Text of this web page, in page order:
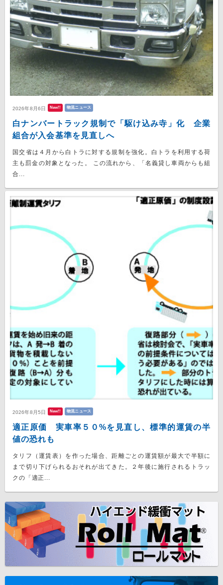
2026年8月6日 New!! 物流ニュース
白ナンバートラック規制で「駆け込み寺」化 企業
組合が入会基準を見直しへ
国交省は４月から白トラに対する規制を強化。白トラを利用する荷
主も罰金の対象となった。 この流れから、「名義貸し車両からも組
合...
2026年8月5日 New!! 物流ニュース
適正原価 実車率５０%を見直し、標準的運賃の半
値の恐れも
タリフ（運賃表）を作った場合、距離ごとの運賃額が最大で半額に
まで切り下げられるおそれが出てきた。２年後に施行されるトラッ
クの「適正...